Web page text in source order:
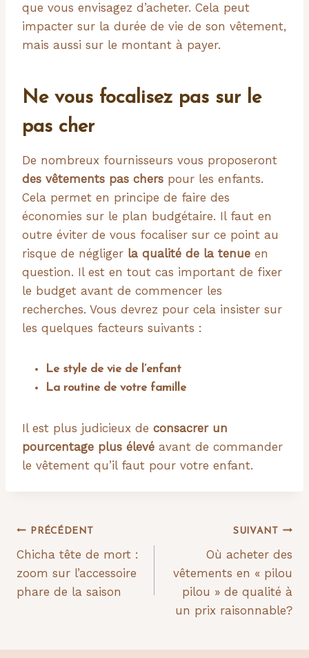
que vous envisagez d’acheter. Cela peut
impacter sur la durée de vie de son vêtement,
mais aussi sur le montant à payer.
Ne vous focalisez pas sur le
pas cher
De nombreux fournisseurs vous proposeront
des vêtements pas chers pour les enfants.
Cela permet en principe de faire des
économies sur le plan budgétaire. Il faut en
outre éviter de vous focaliser sur ce point au
risque de négliger la qualité de la tenue en
question. Il est en tout cas important de fixer
le budget avant de commencer les
recherches. Vous devrez pour cela insister sur
les quelques facteurs suivants :
Le style de vie de l’enfant
La routine de votre famille
Il est plus judicieux de consacrer un
pourcentage plus élevé avant de commander
le vêtement qu’il faut pour votre enfant.
Navigation
de
l’article
PRÉCÉDENT
Chicha tête de mort :
zoom sur l’accessoire
phare de la saison
SUIVANT
Où acheter des
vêtements en « pilou
pilou » de qualité à
un prix raisonnable?